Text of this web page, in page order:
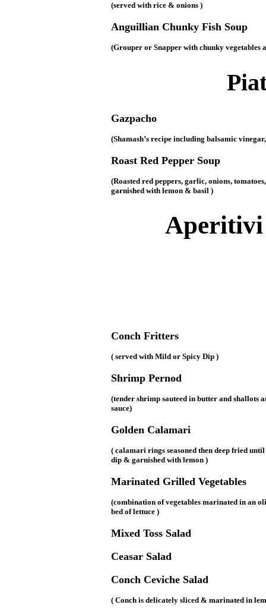
(served with rice & onions )
Anguillian Chunky Fish Soup
(Grouper or Snapper with chunky vegetables
Gazpacho
(Shamash’s recipe including balsamic
Roast Red Pepper Soup
(Roasted red peppers, garlic, onions,
garnished with lemon & basil )
Aperitivi
Conch Fritters
( served with Mild or Spicy Dip )
Shrimp Pernod
(tender shrimp sauteed in butter and shallots
sauce)
Golden Calamari
( calamari rings seasoned then deep fried
dip & garnished with lemon )
Marinated Grilled Vegetables
(combination of vegetables marinated in an
bed of lettuce )
Mixed Toss Salad
Ceasar Salad
Conch Ceviche Salad
( Conch is delicately sliced & marinated in